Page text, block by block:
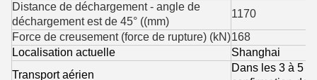
Distance de déchargement - angle de
déchargement est de 45° ((mm)
1170
Force de creusement (force de rupture) (kN)168
Localisation actuelle
Shanghai
Transport aérien
Dans les 3 à 5